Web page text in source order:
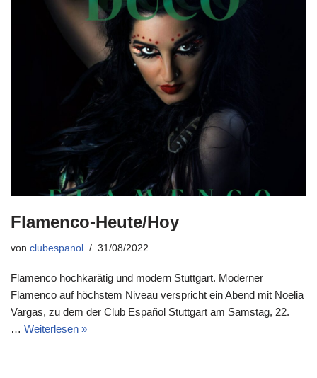
Flamenco-Heute/Hoy
von clubespanol 31/08/2022
Flamenco hochkarätig und modern Stuttgart. Moderner
Flamenco auf höchstem Niveau verspricht ein Abend mit Noelia
Vargas, zu dem der Club Español Stuttgart am Samstag, 22.
… Weiterlesen »